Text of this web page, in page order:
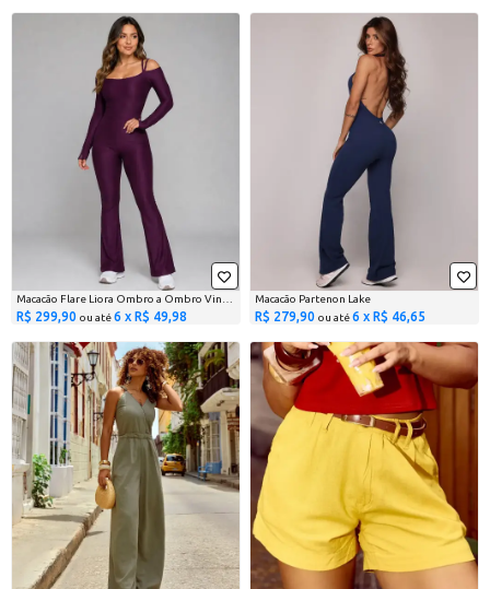
R$ 299,90 ou até6 x R$ 49,98
Macacão Partenon Lake
R$ 279,90 ou até6 x R$ 46,65